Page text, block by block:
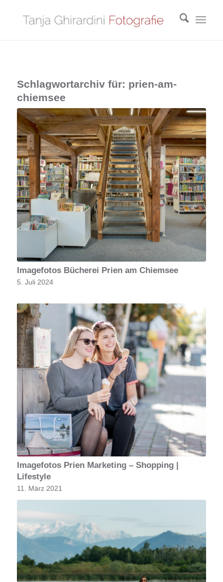
Schlagwortarchiv für: prien-am-
chiemsee
Imagefotos Bücherei Prien am Chiemsee
5. Juli 2024
Imagefotos Prien Marketing – Shopping |
Lifestyle
11. März 2021